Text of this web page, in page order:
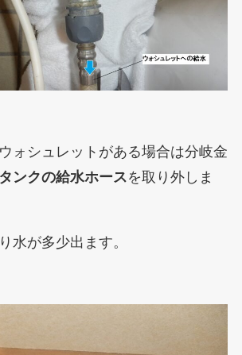
ォシュレットがある場合は分岐金
ンクの給水ホースを取り外しま
水が多少出ます。